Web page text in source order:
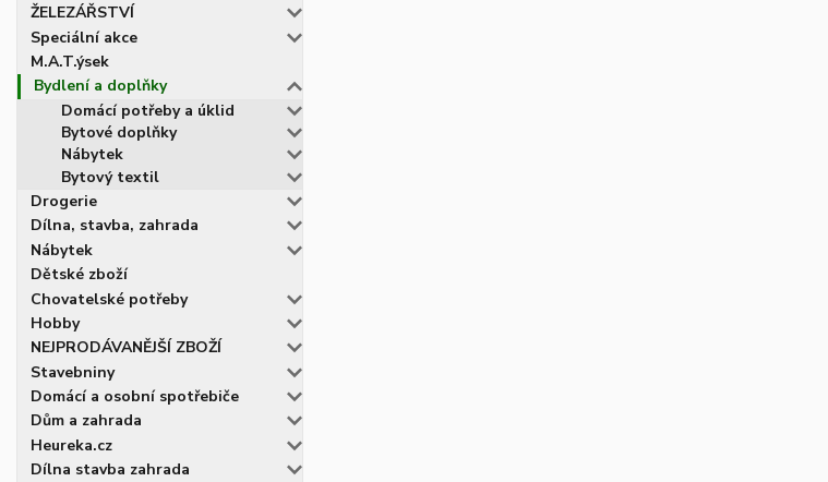
ŽELEZÁŘSTVÍ
Speciální akce
M.A.T.ýsek
Bydlení a doplňky
Domácí potřeby a úklid
Bytové doplňky
Nábytek
Bytový textil
Drogerie
Dílna, stavba, zahrada
Nábytek
Dětské zboží
Chovatelské potřeby
Hobby
NEJPRODÁVANĚJŠÍ ZBOŽÍ
Stavebniny
Domácí a osobní spotřebiče
Dům a zahrada
Heureka.cz
Dílna stavba zahrada